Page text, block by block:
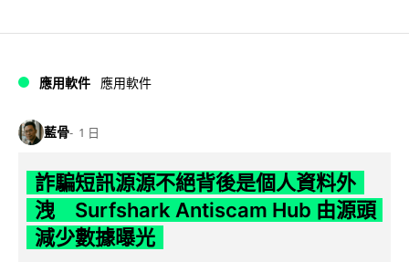
應用軟件 應用軟件
藍骨 1 日
詐騙短訊源源不絕背後是個人資料外
洩 Surfshark Antiscam Hub 由源頭
減少數據曝光